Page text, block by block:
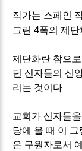
작가는 스페인
그린4폭의 제
제단화란 참으
던 신자들의 신
리는 것이다
교회가 신자들
당에 올 때 이
은 구원자로서